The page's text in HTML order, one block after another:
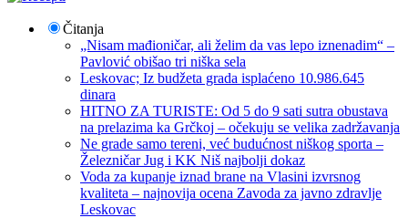
Čitanja
„Nisam mađioničar, ali želim da vas lepo iznenadim“ –
Pavlović obišao tri niška sela
Leskovac; Iz budžeta grada isplaćeno 10.986.645
dinara
HITNO ZA TURISTE: Od 5 do 9 sati sutra obustava
na prelazima ka Grčkoj – očekuju se velika zadržavanja
Ne grade samo tereni, već budućnost niškog sporta –
Železničar Jug i KK Niš najbolji dokaz
Voda za kupanje iznad brane na Vlasini izvrsnog
kvaliteta – najnovija ocena Zavoda za javno zdravlje
Leskovac